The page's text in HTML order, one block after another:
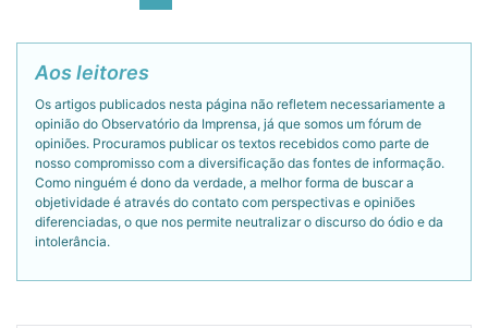
Aos leitores
Os artigos publicados nesta página não refletem necessariamente a
opinião do Observatório da Imprensa, já que somos um fórum de
opiniões. Procuramos publicar os textos recebidos como parte de
nosso compromisso com a diversificação das fontes de informação.
Como ninguém é dono da verdade, a melhor forma de buscar a
objetividade é através do contato com perspectivas e opiniões
diferenciadas, o que nos permite neutralizar o discurso do ódio e da
intolerância.